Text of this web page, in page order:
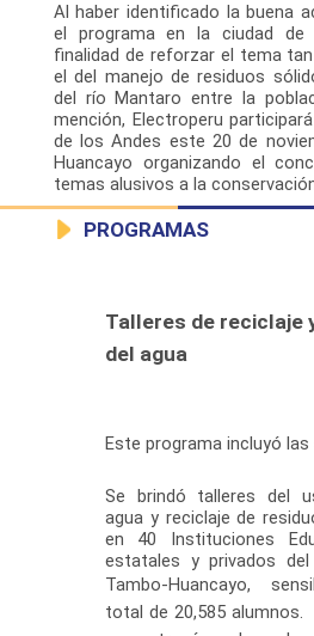
Al haber identificado la buena
el programa en la ciudad
finalidad de reforzar el tema
el del manejo de residuos
del río Mantaro entre la
mención, Electroperu
de los Andes este 20 de
Huancayo organizando el
temas alusivos a la
PRO​GRAMAS
Talleres de reciclaje
del agua
Este programa incluyó las
Se brindó talleres del
agua y reciclaje de
en 40 Instituciones
estatales y privados
Tambo-Huancayo,
total de 20,585 alumnos.